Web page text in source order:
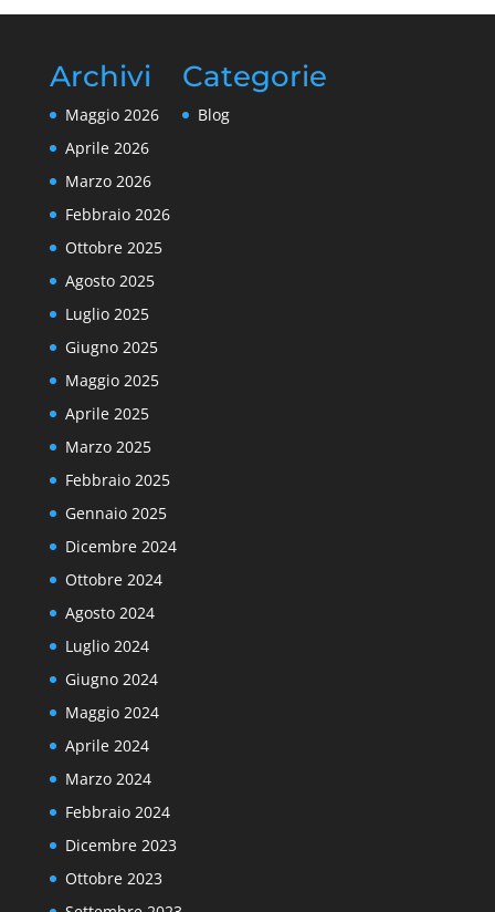
Archivi
Maggio 2026
Aprile 2026
Marzo 2026
Febbraio 2026
Ottobre 2025
Agosto 2025
Luglio 2025
Giugno 2025
Maggio 2025
Aprile 2025
Marzo 2025
Febbraio 2025
Gennaio 2025
Dicembre 2024
Ottobre 2024
Agosto 2024
Luglio 2024
Giugno 2024
Maggio 2024
Aprile 2024
Marzo 2024
Febbraio 2024
Dicembre 2023
Ottobre 2023
Categorie
Blog